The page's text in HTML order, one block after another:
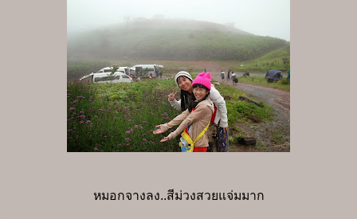
หมอกจางลง..สีม่วงสวยแจ่มมาก